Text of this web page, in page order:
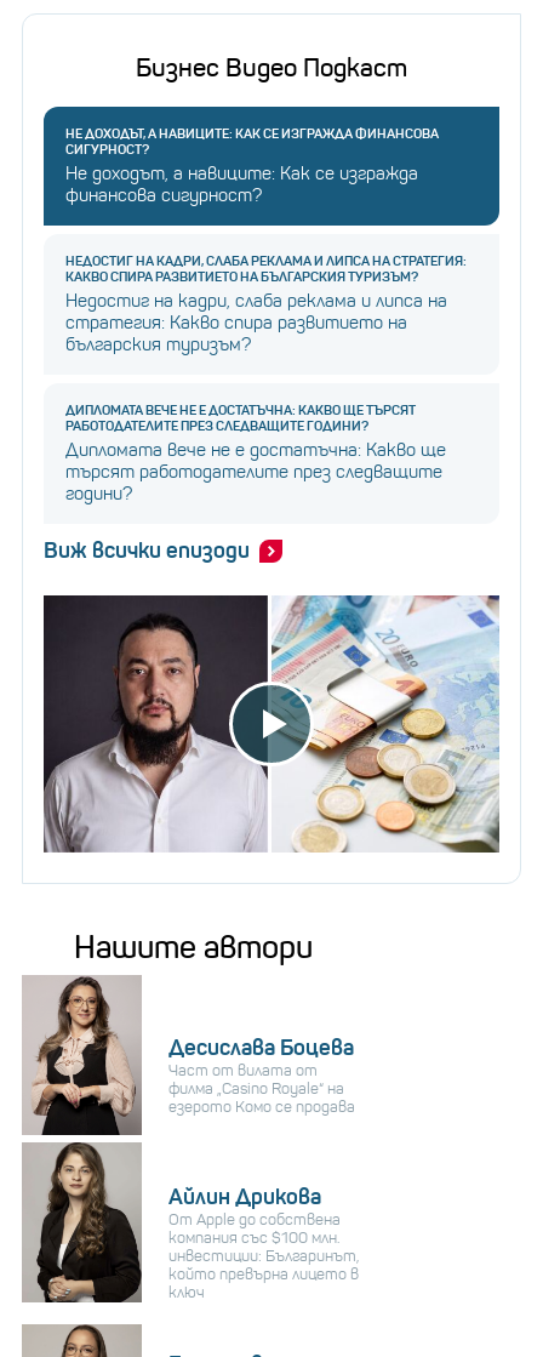
Бизнес Видео Подкаст
НЕ ДОХОДЪТ, А НАВИЦИТЕ: КАК СЕ ИЗГРАЖДА ФИНАНСОВА
СИГУРНОСТ?
Не доходът, а навиците: Как се изгражда
финансова сигурност?
НЕДОСТИГ НА КАДРИ, СЛАБА РЕКЛАМА И ЛИПСА НА СТРАТЕГИЯ:
КАКВО СПИРА РАЗВИТИЕТО НА БЪЛГАРСКИЯ ТУРИЗЪМ?
Недостиг на кадри, слаба реклама и липса на
стратегия: Какво спира развитието на
българския туризъм?
ДИПЛОМАТА ВЕЧЕ НЕ Е ДОСТАТЪЧНА: КАКВО ЩЕ ТЪРСЯТ
РАБОТОДАТЕЛИТЕ ПРЕЗ СЛЕДВАЩИТЕ ГОДИНИ?
Дипломата вече не е достатъчна: Какво ще
търсят работодателите през следващите
години?
Виж всички епизоди
Нашите автори
Десислава Боцева
Част от вилата от
филма „Casino Royale“ на
езерото Комо се продава
Айлин Дрикова
От Apple до собствена
компания със $100 млн.
инвестиции: Българинът,
който превърна лицето в
ключ